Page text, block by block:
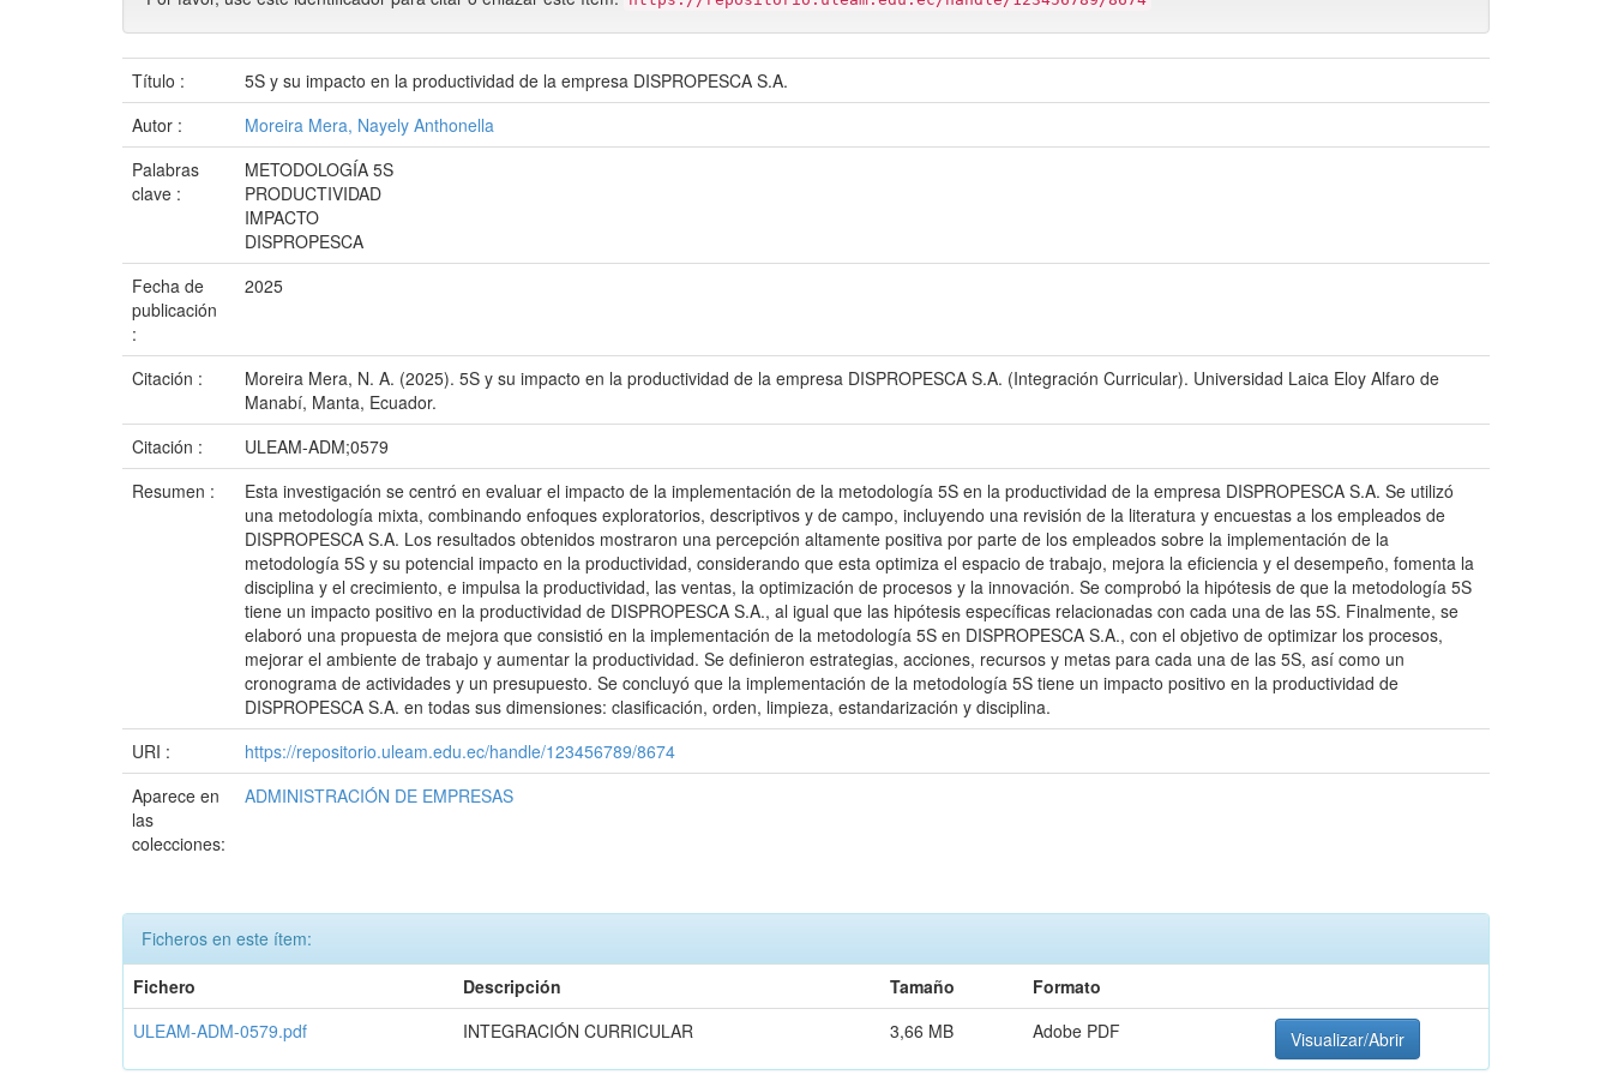
Título :
5S y su impacto en la productividad de la empresa DISPROPESCA S.A.
Autor :
Moreira Mera, Nayely Anthonella
Palabras
clave :
METODOLOGÍA 5S
PRODUCTIVIDAD
IMPACTO
DISPROPESCA
Fecha de
publicación
:
2025
Citación :
Moreira Mera, N. A. (2025). 5S y su impacto en la productividad de la empresa DISPROPESCA S.A. (Integración Curricular). Universidad Laica Eloy Alfaro de
Manabí, Manta, Ecuador.
Citación :
ULEAM-ADM;0579
Resumen :
Esta investigación se centró en evaluar el impacto de la implementación de la metodología 5S en la productividad de la empresa DISPROPESCA S.A. Se utilizó
una metodología mixta, combinando enfoques exploratorios, descriptivos y de campo, incluyendo una revisión de la literatura y encuestas a los empleados de
DISPROPESCA S.A. Los resultados obtenidos mostraron una percepción altamente positiva por parte de los empleados sobre la implementación de la
metodología 5S y su potencial impacto en la productividad, considerando que esta optimiza el espacio de trabajo, mejora la eficiencia y el desempeño, fomenta la
disciplina y el crecimiento, e impulsa la productividad, las ventas, la optimización de procesos y la innovación. Se comprobó la hipótesis de que la metodología 5S
tiene un impacto positivo en la productividad de DISPROPESCA S.A., al igual que las hipótesis específicas relacionadas con cada una de las 5S. Finalmente, se
elaboró una propuesta de mejora que consistió en la implementación de la metodología 5S en DISPROPESCA S.A., con el objetivo de optimizar los procesos,
mejorar el ambiente de trabajo y aumentar la productividad. Se definieron estrategias, acciones, recursos y metas para cada una de las 5S, así como un
cronograma de actividades y un presupuesto. Se concluyó que la implementación de la metodología 5S tiene un impacto positivo en la productividad de
DISPROPESCA S.A. en todas sus dimensiones: clasificación, orden, limpieza, estandarización y disciplina.
URI :
https://repositorio.uleam.edu.ec/handle/123456789/8674
Aparece en
las
colecciones:
ADMINISTRACIÓN DE EMPRESAS
Ficheros en este ítem:
Fichero
Descripción Tamaño
Formato
ULEAM-ADM-0579.pdf
INTEGRACIÓN CURRICULAR 3,66 MB Adobe PDF Visualizar/Abrir